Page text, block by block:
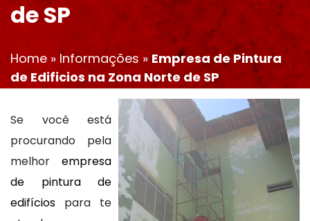
de SP
Home » Informações » Empresa de Pintura
de Edificios na Zona Norte de SP
Se você está
procurando pela
melhor empresa
de pintura de
edifícios para te